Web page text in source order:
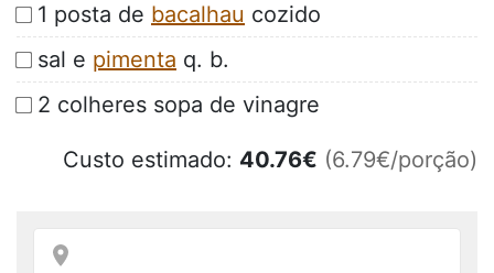
1 posta de bacalhau cozido
sal e pimenta q. b.
2 colheres sopa de vinagre
Custo estimado: 40.76€ (6.79€/porção)